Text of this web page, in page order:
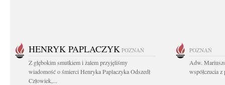
HENRYK PAPLACZYK POZNAŃ
Z głębokim smutkiem i żalem przyjęliśmy
wiadomość o śmierci Henryka Paplaczyka Odszedł
Człowiek,...
POZNAŃ
Adw.
współczucia